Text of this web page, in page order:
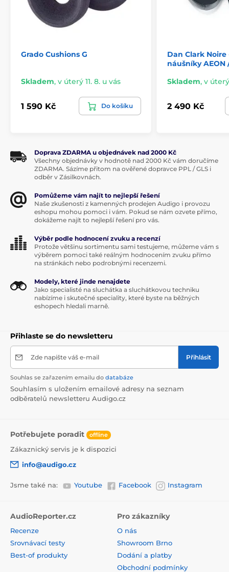
Grado Cushions G
Skladem, v úterý 11. 8. u vás
1 590 Kč Do košíku
Dan Clark
náušníky AEON
Skladem, v úterý
2 490 Kč
Doprava ZDARMA u objednávek nad 2000 Kč
Všechny objednávky v hodnotě nad 2000 Kč vám doručíme
ZDARMA. Sázíme přitom na ověřené dopravce PPL / GLS i
odběr v Zásilkovnách.
Pomůžeme vám najít to nejlepší řešení
Naše zkušenosti z kamenných prodejen Audigo i provozu
eshopu mohou pomoci i vám. Pokud se nám ozvete přímo,
dokážeme najít to nejlepší řešení pro vás.
Výběr podle hodnocení zvuku a recenzí
Protože většinu sortimentu sami testujeme, můžeme vám s
výběrem pomoci také reálným hodnocením zvuku přímo
na stránkách nebo podrobnými recenzemi.
Modely, které jinde nenajdete
Jako specialisté na sluchátka a sluchátkovou techniku
nabízíme i skutečné speciality, které byste na běžných
eshopech hledali marně.
Přihlaste se do newsletteru
Zde napište váš e-mail Přihlásit
Souhlas se zařazením emailu do databáze
Souhlasím s uložením emailové adresy na seznam
odběratelů newsletteru Audigo.cz
Potřebujete poradit offline
Zákaznický servis je k dispozici
info@audigo.cz
Jsme také na: Youtube Facebook Instagram
AudioReporter.cz
Recenze
Srovnávací testy
Best-of produkty
Pro zákazníky
O nás
Showroom Brno
Dodání a platby
Obchodní podmínky